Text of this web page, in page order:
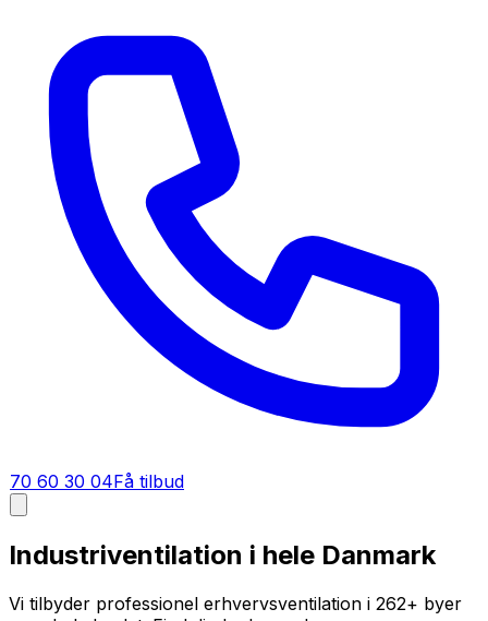
70 60 30 04Få tilbud
Industriventilation i hele Danmark
Vi tilbyder professionel erhvervsventilation i 262+ byer